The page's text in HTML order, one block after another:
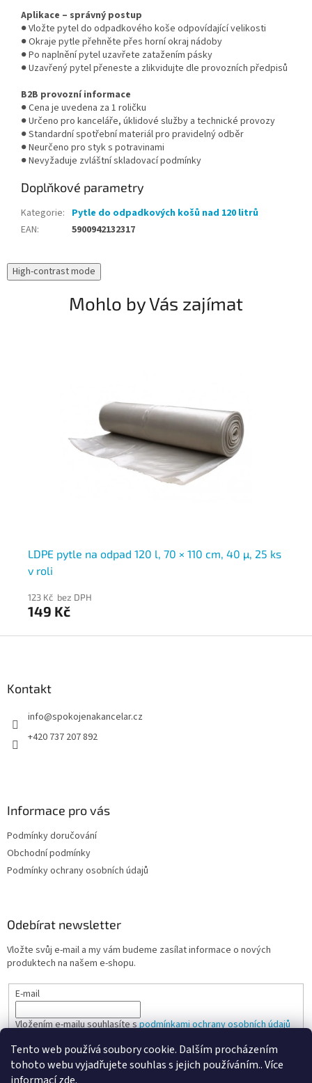
Tento web používá soubory cookie. Dalším procházením
tohoto webu vyjadřujete souhlas s jejich používáním.. Více
Aplikace – správný postup
● Vložte pytel do odpadkového koše odpovídající velikosti
● Okraje pytle přehněte přes horní okraj nádoby
● Po naplnění pytel uzavřete zatažením pásky
● Uzavřený pytel přeneste a zlikvidujte dle provozních předpisů
B2B provozní informace
● Cena je uvedena za 1 roličku
● Určeno pro kanceláře, úklidové služby a technické provozy
● Standardní spotřební materiál pro pravidelný odběr
● Neurčeno pro styk s potravinami
● Nevyžaduje zvláštní skladovací podmínky
Doplňkové parametry
Kategorie: Pytle do odpadkových košů nad 120 litrů
EAN: 5900942132317
High-contrast mode
Mohlo by Vás zajímat
LDPE pytle na odpad 120 l, 70 × 110 cm, 40 µ, 25 ks
v roli
123 Kč bez DPH
149 Kč
Kontakt
info@spokojenakancelar.cz
+420 737 207 892
Informace pro vás
Podmínky doručování
Obchodní podmínky
Podmínky ochrany osobních údajů
Odebírat newsletter
Vložte svůj e-mail a my vám budeme zasílat informace o nových
produktech na našem e-shopu.
E-mail
Vložením e-mailu souhlasíte spodmínkami ochrany osobních údajů
PŘIHLÁSIT SE